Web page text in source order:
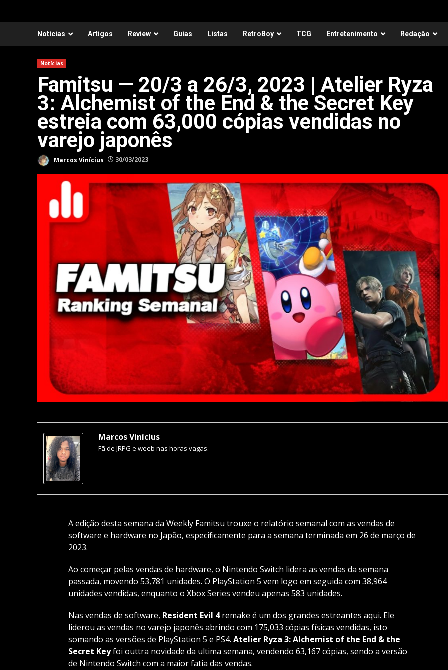
Notícias Artigos Review Guias Listas RetroBoy TCG Entretenimento Redação
Notícias
Famitsu — 20/3 a 26/3, 2023 | Atelier Ryza
3: Alchemist of the End & the Secret Key
estreia com 63,000 cópias vendidas no
varejo japonês
Marcos Vinícius 30/03/2023
Marcos Vinícius
Fã de JRPG e weeb nas horas vagas.
A edição desta semana da Weekly Famitsu trouxe o relatório semanal com as vendas de
software e hardware no Japão, especificamente para a semana terminada em 26 de março de
2023.
Ao começar pelas vendas de hardware, o Nintendo Switch lidera as vendas da semana
passada, movendo 53,781 unidades. O PlayStation 5 vem logo em seguida com 38,964
unidades vendidas, enquanto o Xbox Series vendeu apenas 583 unidades.
Nas vendas de software, Resident Evil 4remake é um dos grandes estreantes aqui. Ele
liderou as vendas no varejo japonês abrindo com 175,033 cópias físicas vendidas, isto
somando as versões de PlayStation 5 e PS4. Atelier Ryza 3: Alchemist of the End & the
Secret Keyfoi outtra novidade da ultima semana, vendendo 63,167 cópias, sendo a versão
de Nintendo Switch com a maior fatia das vendas.